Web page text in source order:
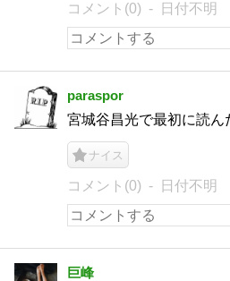
コメント(0) 日付不明
paraspor
宮城谷昌光で最初に読ん
ナイス
コメント(0) 日付不明
巨峰